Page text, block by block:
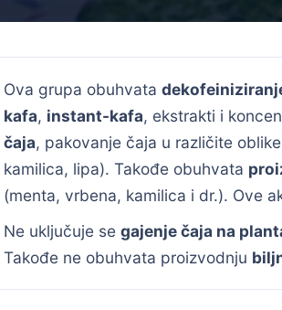
Ova grupa obuhvata
kafa, instant-kafa, ekstrakti i
čaja, pakovanje čaja u različite
kamilica, lipa). Takođe obuhvata
(menta, vrbena, kamilica i dr.). Ove
Ne uključuje se gajenje čaja na
Takođe ne obuhvata proizvodnju